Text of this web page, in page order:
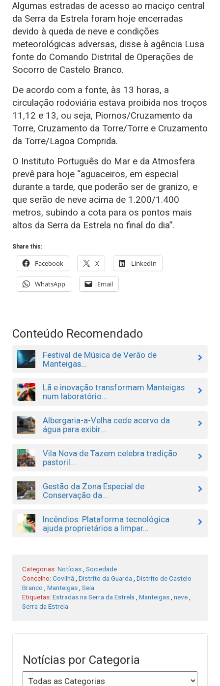
Algumas estradas de acesso ao maciço central
da Serra da Estrela foram hoje encerradas
devido à queda de neve e condições
meteorológicas adversas, disse à agência Lusa
fonte do Comando Distrital de Operações de
Socorro de Castelo Branco.
De acordo com a fonte, às 13 horas, a
circulação rodoviária estava proibida nos troços
11,12 e 13, ou seja, Piornos/Cruzamento da
Torre, Cruzamento da Torre/Torre e Cruzamento
da Torre/Lagoa Comprida.
O Instituto Português do Mar e da Atmosfera
prevê para hoje “aguaceiros, em especial
durante a tarde, que poderão ser de granizo, e
que serão de neve acima de 1.200/1.400
metros, subindo a cota para os pontos mais
altos da Serra da Estrela no final do dia”.
Share this:
Facebook X LinkedIn
WhatsApp Email
Conteúdo Recomendado
Festival de Música de Verão de
Manteigas...
Lã e inovação transformam Manteigas
num laboratório...
Albergaria-a-Velha cede acervo da
água para exibir...
Vila Nova de Tazem celebra tradição
pastoril...
Gestão da Zona Especial de
Conservação da...
Incêndios: Plataforma tecnológica
ajuda proprietários a limpar...
Categorias: Notícias Sociedade
Concelho: Covilhã Distrito da Guarda
Distrito de Castelo
Branco
Manteigas Seia
Etiquetas: Estradas na Serra da Estrela Manteigas neve
Serra da Estrela
Notícias por Categoria